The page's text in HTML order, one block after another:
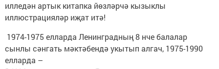
илледән артык китапка йөзләрчә кызык­лы
иллюстрацияләр иҗат итә!
1974-1975 елларда Ленинградның 8 нче балалар
сынлы сәнгать мәктәбендә укытып алгач, 1975-1990
елларда –